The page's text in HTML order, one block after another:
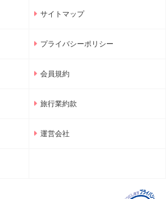
サイトマップ
プライバシーポリシー
会員規約
旅行業約款
運営会社